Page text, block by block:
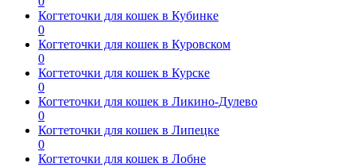
Когтеточки для кошек в Кубинке
0
Когтеточки для кошек в Куровском
0
Когтеточки для кошек в Курске
0
Когтеточки для кошек в Ликино-Дулево
0
Когтеточки для кошек в Липецке
0
Когтеточки для кошек в Лобне